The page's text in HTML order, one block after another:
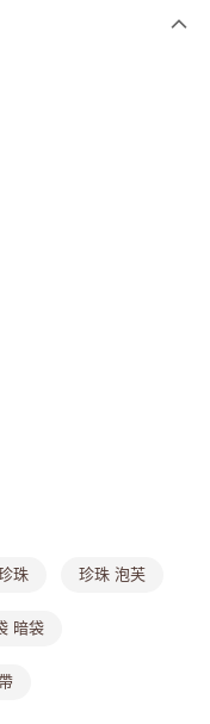
即使用無須另外申請。
自動跳轉到大哥付的交易
未通過，訂單將自動取
每月結算日後寄送繳費提
珠 珍珠 泡芙
暗袋